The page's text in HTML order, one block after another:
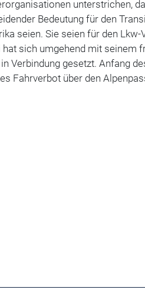
unterstrichen,
Bedeutung für den
seien. Sie seien für den
hat sich umgehend mit seinem
Verbindung gesetzt. Anfang
Fahrverbot über den